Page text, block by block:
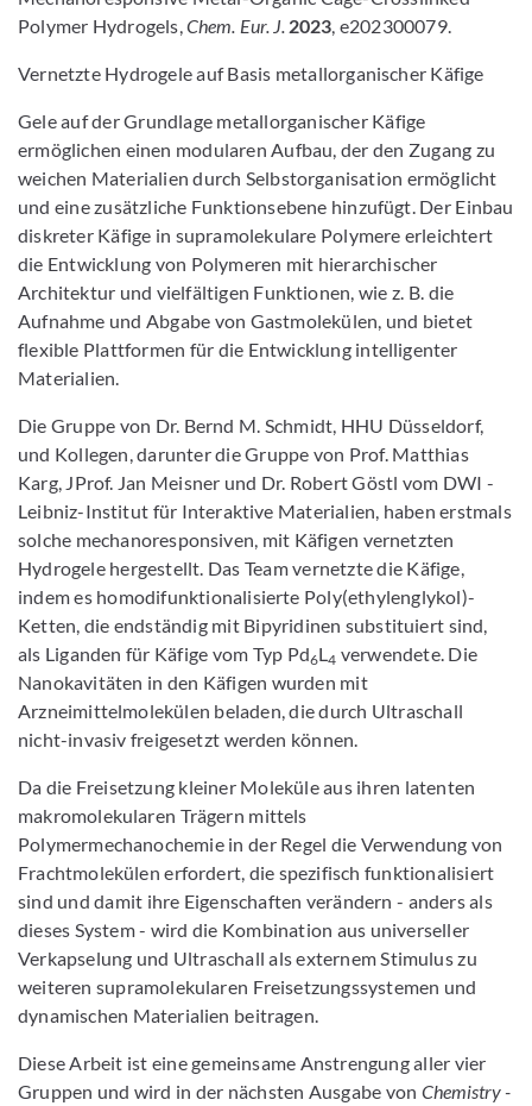
Polymer Hydrogels,Chem. Eur. J. 2023, e202300079.
Vernetzte Hydrogele auf Basis metallorganischer Käfige
Gele auf der Grundlage metallorganischer Käfige
ermöglichen einen modularen Aufbau, der den Zugang zu
weichen Materialien durch Selbstorganisation ermöglicht
und eine zusätzliche Funktionsebene hinzufügt. Der Einbau
diskreter Käfige in supramolekulare Polymere erleichtert
die Entwicklung von Polymeren mit hierarchischer
Architektur und vielfältigen Funktionen, wie z. B. die
Aufnahme und Abgabe von Gastmolekülen, und bietet
flexible Plattformen für die Entwicklung intelligenter
Materialien.
Die Gruppe von Dr. Bernd M. Schmidt, HHU Düsseldorf,
und Kollegen, darunter die Gruppe von Prof. Matthias
Karg, JProf. Jan Meisner und Dr. Robert Göstl vom DWI -
Leibniz-Institut für Interaktive Materialien, haben erstmals
solche mechanoresponsiven, mit Käfigen vernetzten
Hydrogele hergestellt. Das Team vernetzte die Käfige,
indem es homodifunktionalisierte Poly(ethylenglykol)-
Ketten, die endständig mit Bipyridinen substituiert sind,
als Liganden für Käfige vom Typ Pd6L4 verwendete. Die
Nanokavitäten in den Käfigen wurden mit
Arzneimittelmolekülen beladen, die durch Ultraschall
nicht-invasiv freigesetzt werden können.
Da die Freisetzung kleiner Moleküle aus ihren latenten
makromolekularen Trägern mittels
Polymermechanochemie in der Regel die Verwendung von
Frachtmolekülen erfordert, die spezifisch funktionalisiert
sind und damit ihre Eigenschaften verändern - anders als
dieses System - wird die Kombination aus universeller
Verkapselung und Ultraschall als externem Stimulus zu
weiteren supramolekularen Freisetzungssystemen und
dynamischen Materialien beitragen.
Diese Arbeit ist eine gemeinsame Anstrengung aller vier
Gruppen und wird in der nächsten Ausgabe von Chemistry -